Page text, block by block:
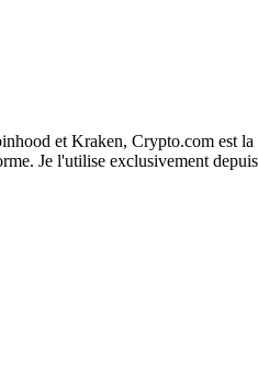
et Kraken, Crypto.com est la
Je l'utilise exclusivement depuis